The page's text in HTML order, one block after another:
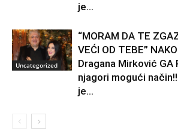
je...
Uncategorized
“MORAM DA TE
VEĆI OD TEBE”
Dragana Mirković GA
njagori mogući
je...